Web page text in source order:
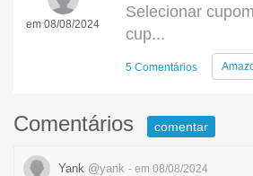
em 08/08/2024
Selecionar
cup...
5 Comentários
Comentários comentar
Yank @yank - em 08/08/2024